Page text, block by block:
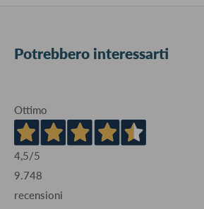
Potrebbero interessarti
Ottimo
4,5/5
9.748
recensioni